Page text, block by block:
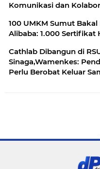
Komunikasi dan
100 UMKM Sumut
Alibaba: 1.000 Sertifikat
Cathlab Dibangun di
Sinaga,Wamenkes:
Perlu Berobat Keluar